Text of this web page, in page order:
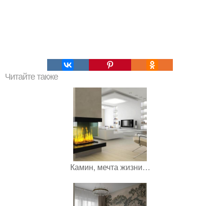
Читайте также
Камин, мечта жизни…